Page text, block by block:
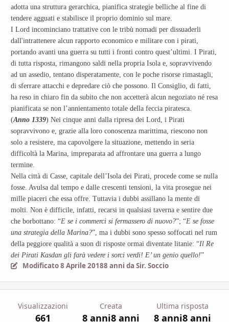
adotta una struttura gerarchica, pianifica strategie belliche al fine di
tendere agguati e stabilisce il proprio dominio sul mare.
I Lord incominciano trattative con le tribù nomadi per dissuaderli
dall'intrattenere alcun rapporto economico e militare con i pirati,
portando avanti una guerra su tutti i fronti contro quest’ultimi. I Pirati,
di tutta risposta, rimangono saldi nella propria Isola e, sopravvivendo
ad un assedio, tentano disperatamente, con le poche risorse rimastagli,
di sferrare attacchi e depredare ciò che possono. Il Consiglio, di fatti,
ha reso in chiaro fin da subito che non accetterà alcun negoziato né resa
pianificata se non l’annientamento totale della feccia piratesca.
(Anno 1339) Nei cinque anni dalla ripresa dei Lord, i Pirati
sopravvivono e, grazie alla loro conoscenza marittima, riescono non
solo a resistere, ma capovolgere la situazione, mettendo in seria
difficoltà la Marina, impreparata ad affrontare una guerra a lungo
termine.
Nella città di Casse, capitale dell’Isola dei Pirati, procede come se nulla
fosse. Avulsa dal tempo e dalle crescenti tensioni, la vita prosegue nei
mille piaceri che essa offre. Tuttavia i dubbi assillano la mente di
molti. Non è difficile, infatti, recarsi in qualsiasi taverna e sentire due
che borbottano: “E se i commerci si fermassero di nuovo?”; “E se fosse
una strategia della Marina?”, ma i dubbi sono spesso soffocati nel rum
della peggiore qualità a suon di risposte ormai diventate litanie: “Il Re
dei Pirati Kasdan gli farà vedere i sorci verdi! E’ un genio quello!”
Modificato8 Aprile 20188 anni da Sir. Soccio
Visualizzazioni
661
Creata
8 anni8 anni
Ultima risposta
8 anni8 anni